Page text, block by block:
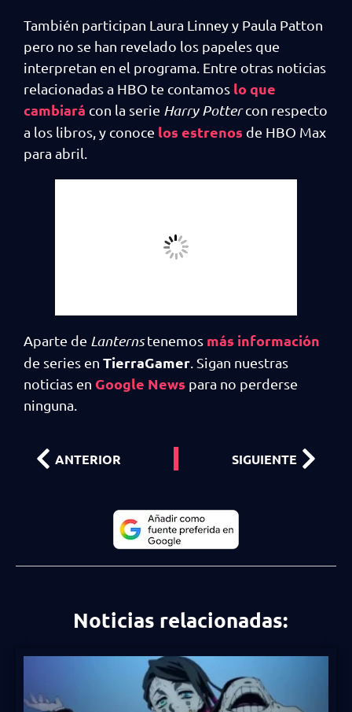
También participan Laura Linney y Paula Patton
pero no se han revelado los papeles que
interpretan en el programa. Entre otras noticias
relacionadas a HBO te contamos lo que
cambiará con la serie Harry Pottercon respecto
a los libros, y conoce los estrenos de HBO Max
para abril.
Aparte de Lanternstenemos más información
de series en TierraGamer. Sigan nuestras
noticias en Google News para no perderse
ninguna.
ANTERIOR SIGUIENTE
Noticias relacionadas: